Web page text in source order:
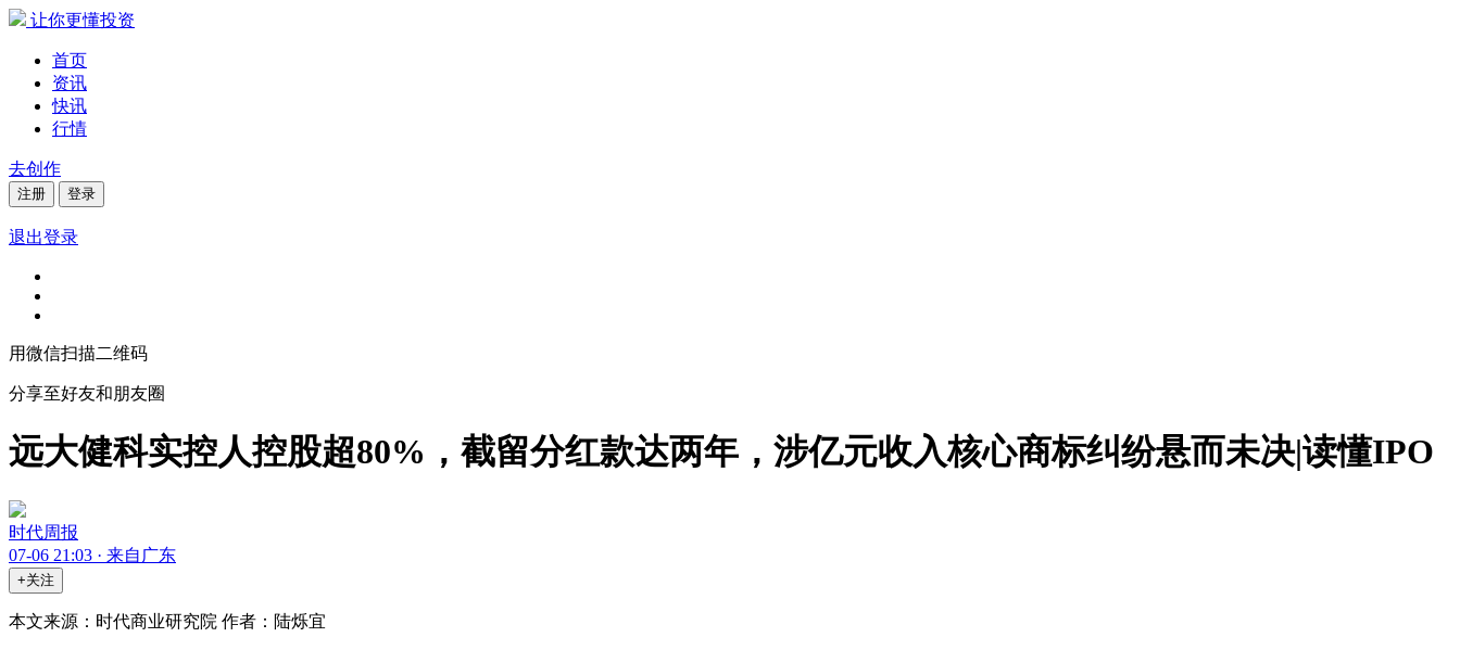
让你更懂投资
首页
资讯
快讯
行情
去创作
注册 登录
退出登录
用微信扫描二维码
分享至好友和朋友圈
远大健科实控人控股超80%，截留分红款达两年，涉亿元收入核心商标纠纷悬而未决|读懂IPO
时代周报
07-06 21:03 · 来自广东
+关注
本文来源：时代商业研究院 作者：陆烁宜